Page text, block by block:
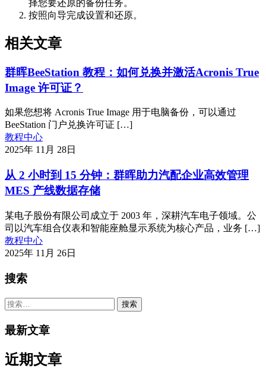
择您要还原的备份任务。
按照向导完成设置和还原。
相关文章
群晖BeeStation 教程：如何兑换并激活Acronis True
Image 许可证？
如果您想将 Acronis True Image 用于电脑备份，可以通过
BeeStation 门户兑换许可证 […]
教程中心
2025年 11月 28日
从 2 小时到 15 分钟：群晖助力汽配企业高效管理
MES 产线数据存储
某电子股份有限公司成立于 2003 年，深耕汽车电子领域。公
司以汽车组合仪表和智能座舱显示系统为核心产品，业务 […]
教程中心
2025年 11月 26日
搜索
搜
最新文章
近期文章